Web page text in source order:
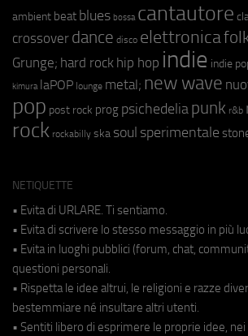
ambient beat blues bossa cantautore
crossover dance disco elettronica
Grunge; hard rock hip hop indie indie
kimura laPOP lounge metal; new wave
pop post rock prog psichedeliapunk r&b
rock rockabilly ska soul sperimentale
NETIQUETTE
• Evita di URLARE. Ti sentiamo.
• Evita di scrivere lo stesso messaggio in più
• Evita in luoghi pubblici (forum, chat,
questioni personali.
• Rispetta le idee altrui, le religioni e razze
bestemmiare né insultare altri utenti.
• Sentiti libero di esprimere le proprie idee,